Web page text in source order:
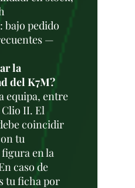
bajo pedido
—
la
del K7M?
equipa, entre
II. El
coincidir
tu
en la
caso de
tu ficha por